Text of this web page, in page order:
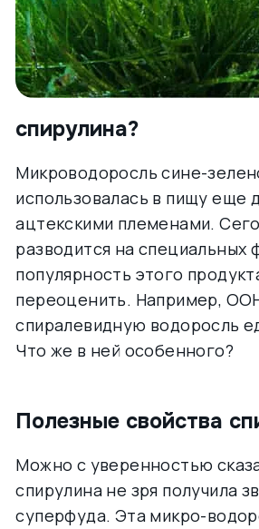
спирулина?
Микроводоросль сине-
использовалась в пищу еще
ацтекскими племенами.
разводится на специальных
популярность этого
переоценить. Например,
спиралевидную водоросль
Что же в ней особенного?
Полезные свойства
Можно с уверенностью
спирулина не зря получила
суперфуда. Эта микро-